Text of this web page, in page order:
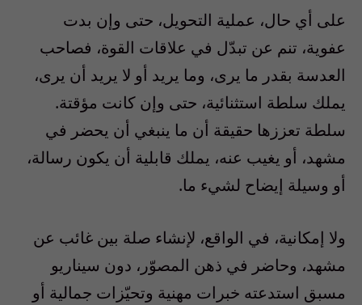
على أي حال، عملية التحويل، حتى وإن بدت
عفوية، تنم عن تبدّل في علاقات القوة، فصاحب
العدسة بقدر ما يرى، وما يريد أو لا يريد أن يرى،
يملك سلطة استثنائية، حتى وإن كانت مؤقتة.
سلطة تعززها حقيقة أن ما ينبغي أن يحضر في
مشهد، أو يغيب عنه، يملك قابلية أن يكون رسالة،
أو وسيلة إيضاح لشيء ما.
ولا إمكانية، في الواقع، لإنشاء صلة بين غائب عن
مشهد، وحاضر في ذهن المصوّر، دون سيناريو
مسبق استدعته خبرات مهنية وتحيّزات جمالية أو